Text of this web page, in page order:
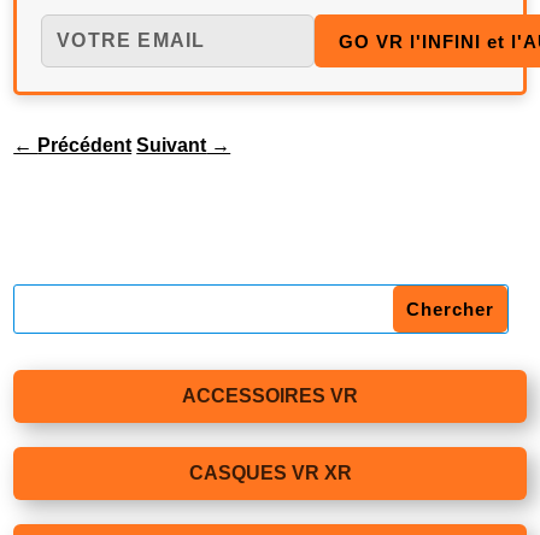
← Précédent Suivant →
ACCESSOIRES VR
CASQUES VR XR